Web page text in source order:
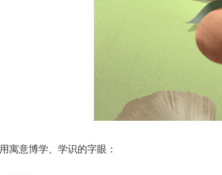
用寓意博学、学识的字眼：